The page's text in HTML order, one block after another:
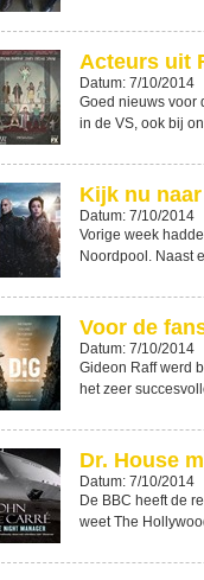
Acteurs uit
Datum: 7/10/2014
Goed nieuws voor
in de VS, ook bij
Kijk nu
Datum: 7/10/2014
Vorige week
Noordpool. Naast
Voor de
Datum: 7/10/2014
Gideon Raff werd
het zeer
Dr. House
Datum: 7/10/2014
De BBC heeft de
weet The